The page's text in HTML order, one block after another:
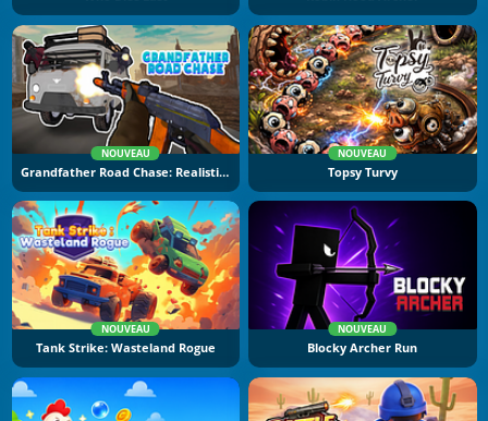
NOUVEAU
Grandfather Road Chase: Realistic Shooter
NOUVEAU
Topsy Turvy
NOUVEAU
Tank Strike: Wasteland Rogue
NOUVEAU
Blocky Archer Run